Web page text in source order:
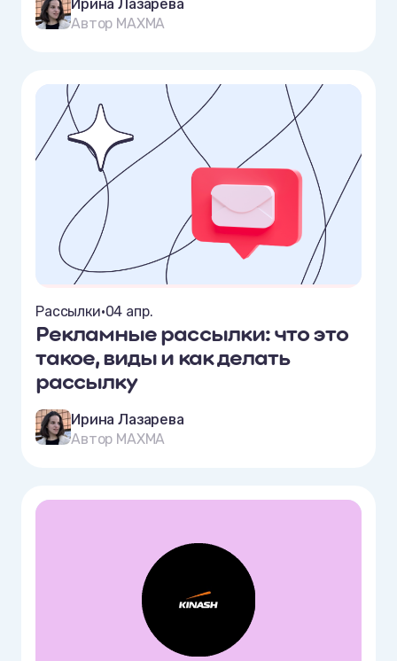
Ирина Лазарева
Автор MAXMA
Рассылки•04 апр.
Рекламные рассылки: что это
такое, виды и как делать
рассылку
Ирина Лазарева
Автор MAXMA